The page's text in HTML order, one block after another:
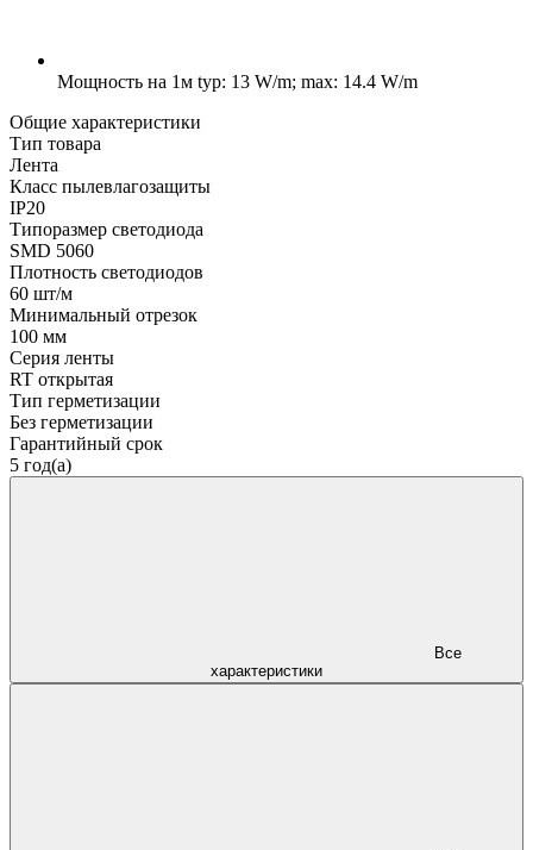
Мощность на 1м typ: 13 W/m; max: 14.4 W/m
Общие характеристики
Тип товара
Лента
Класс пылевлагозащиты
IP20
Типоразмер светодиода
SMD 5060
Плотность светодиодов
60 шт/м
Минимальный отрезок
100 мм
Серия ленты
RT открытая
Тип герметизации
Без герметизации
Гарантийный срок
5 год(а)
характеристики